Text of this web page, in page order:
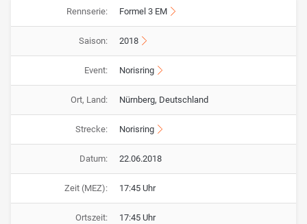
Rennserie: Formel 3 EM
Saison: 2018
Event: Norisring
Ort, Land: Nürnberg, Deutschland
Strecke: Norisring
Datum: 22.06.2018
Zeit (MEZ): 17:45 Uhr
Ortszeit: 17:45 Uhr